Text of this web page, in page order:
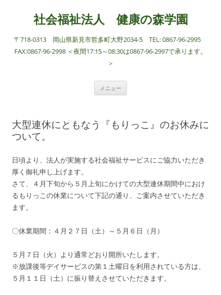
社会福祉法人 健康の森学園
〒718-0313 岡山県新見市哲多町大野2034-5 TEL: 0867-96-2995
FAX:0867-96-2998 ＜夜間17:15～08:30は0867-96-2997で承ります。
＞
メニュー
へ
ス
大型連休にともなう『もりっこ』のお休みに
ついて。
日頃より、法人が実施する社会福祉サービスにご協力いただき
厚く御礼申し上げます。
さて、４月下旬から５月上旬にかけての大型連休期間中におけ
るもりっこの休業について下記の通り、ご案内させていただき
ます。
〇休業期間：４月２７日（土）～５月６日（月）
５月７日（火）より通常どおり開所いたします。
※放課後等デイサービスの第１土曜日を利用されている方は、
５月１１日（土）に振り替えさせていただきます。